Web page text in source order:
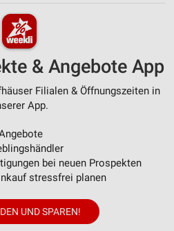
& Angebote App
Filialen & Öffnungszeiten in
App.
bei neuen Prospekten
stressfrei planen
UND SPAREN!